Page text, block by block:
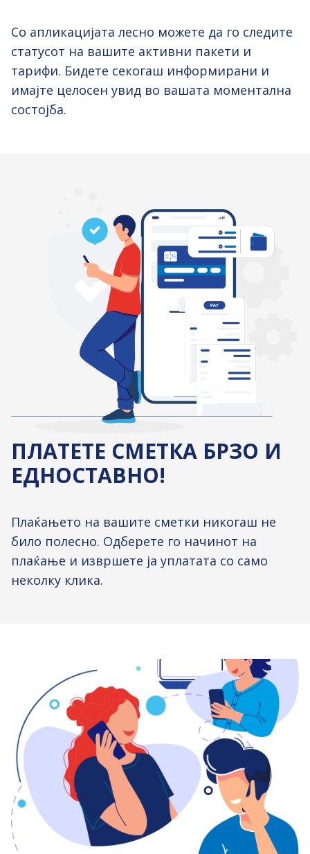
Со апликацијата лесно можете да го следите
статусот на вашите активни пакети и
тарифи. Бидете секогаш информирани и
имајте целосен увид во вашата моментална
состојба.
ПЛАТЕТЕ СМЕТКА БРЗО И
ЕДНОСТАВНО!
Плаќањето на вашите сметки никогаш не
било полесно. Одберете го начинот на
плаќање и извршете ја уплатата со само
неколку клика.